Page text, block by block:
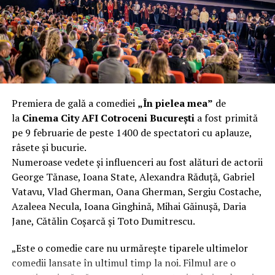
fier vechi a doua zi. Asta ca să fie clar de la început: nu
vorbim despre preferințe estetice, ci despre
funcționalitate reală.
Aluminiul, pe scurt: ușor,
rezistent la coroziune, dar cu
nuanțe
Aluminiul e materialul care apare primul în conversație
când cineva caută un pavilion ușor. Și pe bună dreptate.
Densitatea aluminiului e de aproximativ 2,7 g/cm³, față
de circa 7,8 g/cm³ pentru oțel. Practic, la un volum
identic, aluminiul cântărește cam o treime din greutatea
oțelului. Pentru oricine transportă, montează și
demontează frecvent o structură, diferența asta se
simte enorm.
Premiera de gală a comediei „În pielea mea” de
la Cinema City AFI Cotroceni Bucureștia fost primită
pe 9 februarie de peste 1400 de spectatori cu aplauze,
râsete și bucurie.
Numeroase vedete și influenceri au fost alături de actorii
George Tănase, Ioana State, Alexandra Răduță, Gabriel
Vatavu, Vlad Gherman, Oana Gherman, Sergiu Costache,
Azaleea Necula, Ioana Ginghină, Mihai Găinușă, Daria
Jane, Cătălin Coșarcă și Toto Dumitrescu.
„Este o comedie care nu urmărește tiparele ultimelor
comedii lansate în ultimul timp la noi. Filmul are o